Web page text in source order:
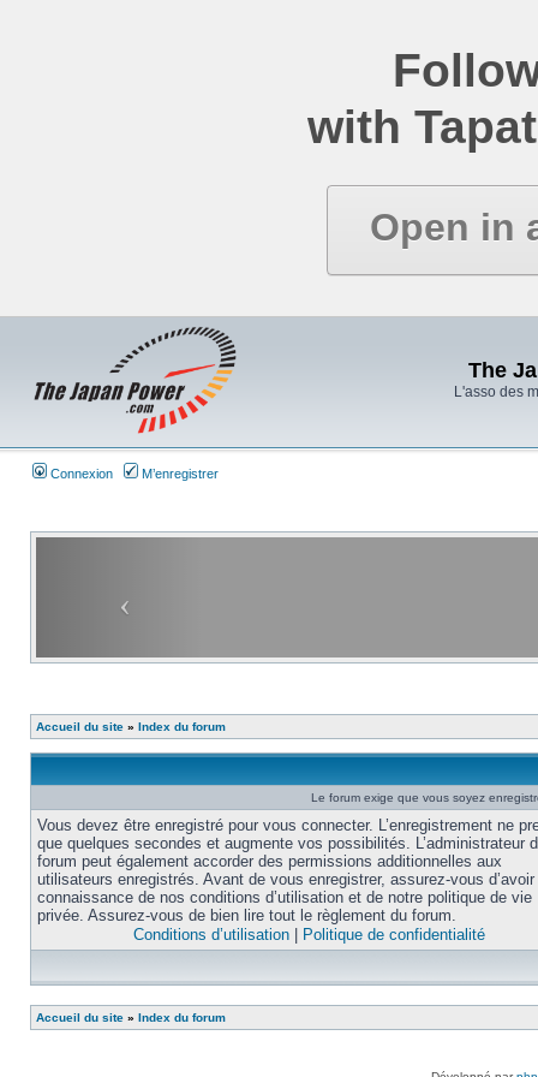
with
Open in
The
L'asso des
Connexion M’enregistrer
Accueil du site » Index du forum
Le forum exige que vous soyez
Vous devez être enregistré pour vous connecter. L’enregistrement ne
que quelques secondes et augmente vos possibilités. L’administrateur
forum peut également accorder des permissions additionnelles aux
utilisateurs enregistrés. Avant de vous enregistrer, assurez-vous
connaissance de nos conditions d’utilisation et de notre politique de vie
privée. Assurez-vous de bien lire tout le règlement du forum.
Conditions d’utilisation
Politique de confidentialité
Accueil du site » Index du forum